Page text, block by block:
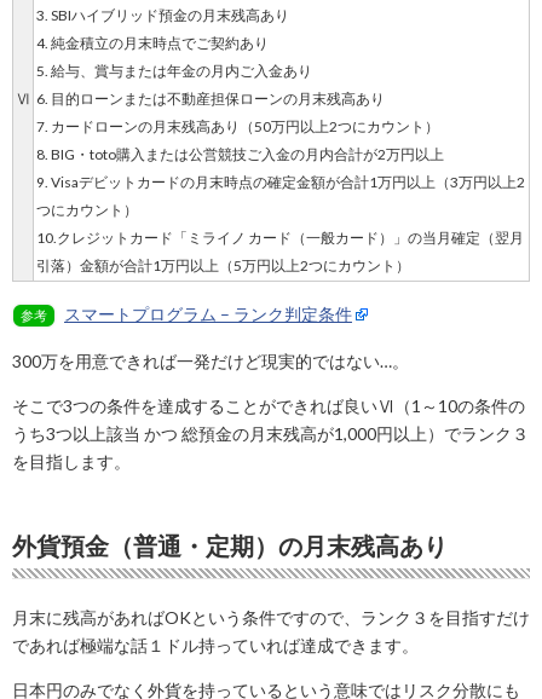
Ⅵ
3. SBIハイブリッド預金の月末残高あり
4. 純金積立の月末時点でご契約あり
5. 給与、賞与または年金の月内ご入金あり
6. 目的ローンまたは不動産担保ローンの月末残高あり
7. カードローンの月末残高あり（50万円以上2つにカウント）
8. BIG・toto購入または公営競技ご入金の月内合計が2万円以上
9. Visaデビットカードの月末時点の確定金額が合計1万円以上（3万円以上2
つにカウント）
10.クレジットカード「ミライノ カード（一般カード）」の当月確定（翌月
引落）金額が合計1万円以上（5万円以上2つにカウント）
参考 スマートプログラム – ランク判定条件
300万を用意できれば一発だけど現実的ではない…。
そこで3つの条件を達成することができれば良いⅥ（1～10の条件の
うち3つ以上該当 かつ 総預金の月末残高が1,000円以上）でランク３
を目指します。
外貨預金（普通・定期）の月末残高あり
月末に残高があればOKという条件ですので、ランク３を目指すだけ
であれば極端な話１ドル持っていれば達成できます。
日本円のみでなく外貨を持っているという意味ではリスク分散にも